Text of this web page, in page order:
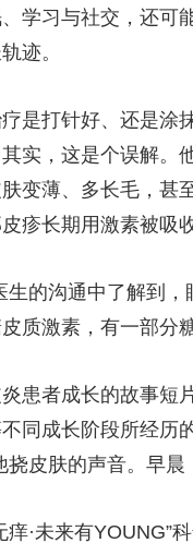
目 片库 热播榜
学习与社交，还可
迹。
是打针好、还是涂
实，这是个误解。
变薄、多长毛，甚
疹长期用激素被吸
生的沟通中了解到
质激素，有一部分
患者成长的故事短
同成长阶段所经
挠皮肤的声音。早
痒·未来有YOUNG”